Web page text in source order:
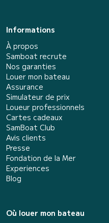
Informations
À propos
Samboat recrute
Nos garanties
Louer mon bateau
Assurance
Simulateur de prix
Loueur professionnels
Cartes cadeaux
SamBoat Club
Avis clients
Presse
Fondation de la Mer
Experiences
Blog
Où louer mon bateau